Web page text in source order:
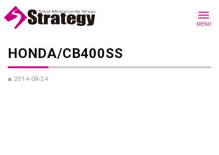
menu
MENU
HONDA/CB400SS
■ 2014-08-24